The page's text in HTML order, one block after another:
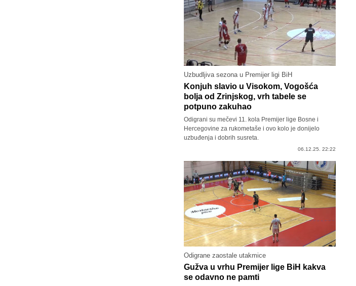
Uzbudljiva sezona u Premijer ligi BiH
Konjuh slavio u Visokom, Vogošća
bolja od Zrinjskog, vrh tabele se
potpuno zakuhao
Odigrani su mečevi 11. kola Premijer lige Bosne i
Hercegovine za rukometaše i ovo kolo je donijelo
uzbuđenja i dobrih susreta.
06.12.25. 22:22
Odigrane zaostale utakmice
Gužva u vrhu Premijer lige BiH kakva
se odavno ne pamti